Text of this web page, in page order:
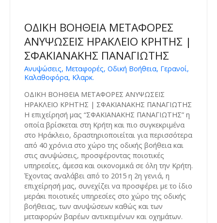
ΟΔΙΚΗ ΒΟΗΘΕΙΑ ΜΕΤΑΦΟΡΕΣ
ΑΝΥΨΩΣΕΙΣ ΗΡΑΚΛΕΙΟ ΚΡΗΤΗΣ |
ΣΦΑΚΙΑΝΑΚΗΣ ΠΑΝΑΓΙΩΤΗΣ
Ανυψώσεις, Μεταφορές, Οδική Βοήθεια, Γερανοί,
Καλαθοφόρα, Κλαρκ.
ΟΔΙΚΗ ΒΟΗΘΕΙΑ ΜΕΤΑΦΟΡΕΣ ΑΝΥΨΩΣΕΙΣ
ΗΡΑΚΛΕΙΟ ΚΡΗΤΗΣ | ΣΦΑΚΙΑΝΑΚΗΣ ΠΑΝΑΓΙΩΤΗΣ
Η επιχείρησή μας “ΣΦΑΚΙΑΝΑΚΗΣ ΠΑΝΑΓΙΩΤΗΣ” η
οποία βρίσκεται στη Κρήτη και πιο συγκεκριμένα
στο Ηράκλειο, δραστηριοποιείται για περισσότερα
από 40 χρόνια στο χώρο της οδικής βοήθεια και
στις ανυψώσεις, προσφέροντας ποιοτικές
υπηρεσίες, άμεσα και οικονομικά σε όλη την Κρήτη.
Έχοντας αναλάβει από το 2015 η 2η γενιά, η
επιχείρησή μας, συνεχίζει να προσφέρει με το ίδιο
μεράκι ποιοτικές υπηρεσίες στο χώρο της οδικής
βοήθειας, των ανυψώσεων καθώς και των
μεταφορών βαρέων αντικειμένων και οχημάτων.